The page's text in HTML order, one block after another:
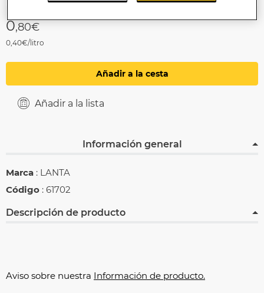
0,80€
0,40€/litro
Añadir a la cesta
Añadir a la lista
Información general
Marca : LANTA
Código : 61702
Descripción de producto
Aviso sobre nuestra Información de producto.